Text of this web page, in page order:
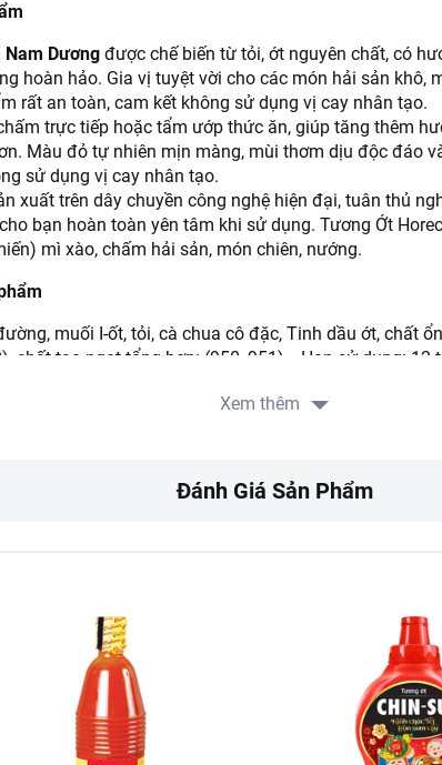
Nam Dương được chế biến từ tỏi, ớt nguyên chất, có
hoàn hảo. Gia vị tuyệt vời cho các món hải sản khô,
rất an toàn, cam kết không sử dụng vị cay nhân tạo.
trực tiếp hoặc tẩm ướp thức ăn, giúp tăng thêm
Màu đỏ tự nhiên mịn màng, mùi thơm dịu độc đáo
sử dụng vị cay nhân tạo.
xuất trên dây chuyền công nghệ hiện đại, tuân thủ
bạn hoàn toàn yên tâm khi sử dụng. Tương Ớt
mì xào, chấm hải sản, món chiên, nướng.
muối I-ốt, tỏi, cà chua cô đặc, Tinh dầu ớt, chất
chất tạo ngọt tổng hợp: (950, 951)… Hạn sử dụng: 12
chưa gồm phí giao hàng tùy theo khu vực và đơn
www.lottemart.vn/vi-nsg/faq/39
Xem thêm
Đánh Giá Sản Phẩm